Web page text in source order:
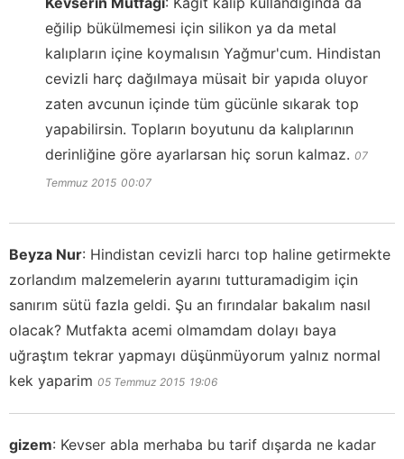
eğilip bükülmemesi için silikon ya da metal
kalıpların içine koymalısın Yağmur'cum. Hindistan
cevizli harç dağılmaya müsait bir yapıda oluyor
zaten avcunun içinde tüm gücünle sıkarak top
yapabilirsin. Topların boyutunu da kalıplarının
derinliğine göre ayarlarsan hiç sorun kalmaz. 07
Temmuz 2015 00:07
Beyza Nur: Hindistan cevizli harcı top haline getirmekte
zorlandım malzemelerin ayarını tutturamadigim için
sanırım sütü fazla geldi. Şu an fırındalar bakalım nasıl
olacak? Mutfakta acemi olmamdam dolayı baya
uğraştım tekrar yapmayı düşünmüyorum yalnız normal
kek yaparim 05 Temmuz 2015 19:06
gizem: Kevser abla merhaba bu tarif dışarda ne kadar